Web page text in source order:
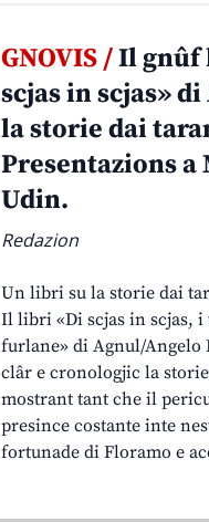
GNOVIS /Il gnûf
scjas in scjas»
la storie dai
Presentazions a
Udin.
Redazion
Un libri su la storie dai
Il libri «Di scjas in scjas,
furlane» di Agnul/Angelo
clâr e cronologjic la
mostrant tant che il
presince costante inte
fortunade di Floramo e